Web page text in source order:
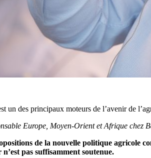
un des principaux moteurs de l’avenir de
Europe, Moyen-Orient et Afrique chez
de la nouvelle politique agricole
pas suffisamment soutenue.